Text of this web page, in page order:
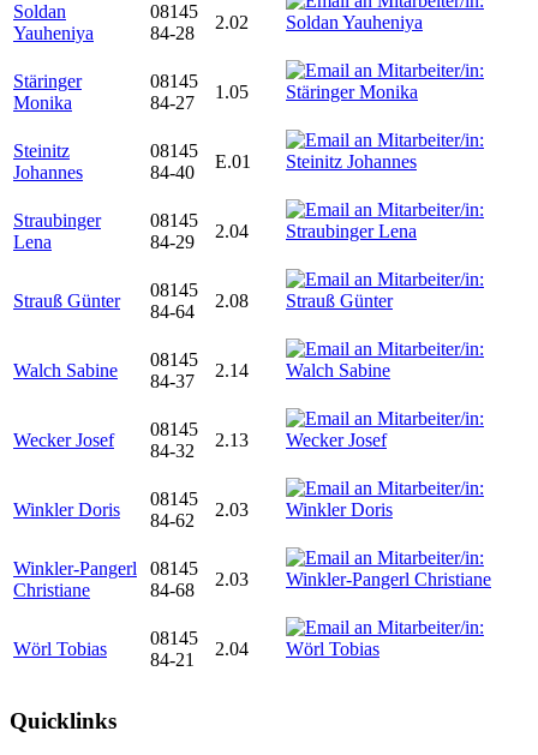
Soldan
Yauheniya
08145
84-28
2.02
Stäringer
Monika
08145
84-27
1.05
Steinitz
Johannes
08145
84-40
E.01
Straubinger
Lena
08145
84-29
2.04
Strauß Günter
08145
84-64
2.08
Walch Sabine
08145
84-37
2.14
Wecker Josef
08145
84-32
2.13
Winkler Doris
08145
84-62
2.03
Winkler-Pangerl
Christiane
08145
84-68
2.03
Wörl Tobias
08145
84-21
2.04
Quicklinks